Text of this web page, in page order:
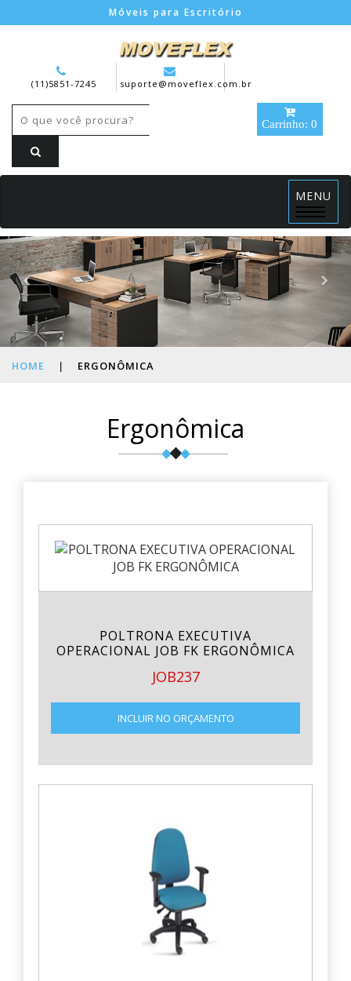
Móveis para Escritório
(11)5851-7245 suporte@moveflex.com.br
Carrinho: 0
MENU
Menu
HOME | ERGONÔMICA
Ergonômica
POLTRONA EXECUTIVA
OPERACIONAL JOB FK ERGONÔMICA
JOB237
INCLUIR NO ORÇAMENTO